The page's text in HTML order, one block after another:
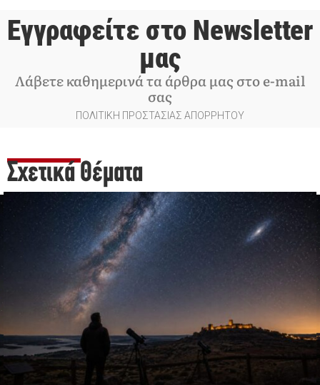
Εγγραφείτε στο Newsletter
μας
Λάβετε καθημερινά τα άρθρα μας στο e-mail
σας
ΠΟΛΙΤΙΚΗ ΠΡΟΣΤΑΣΙΑΣ ΑΠΟΡΡΗΤΟΥ
Σχετικά Θέματα